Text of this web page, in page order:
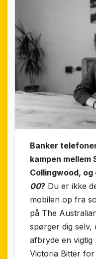
Banker
kampen mellem
Collingwood,
00? Du er ikke
mobilen op fra
på The
spørger dig
afbryde en vigtig
Victoria Bitter